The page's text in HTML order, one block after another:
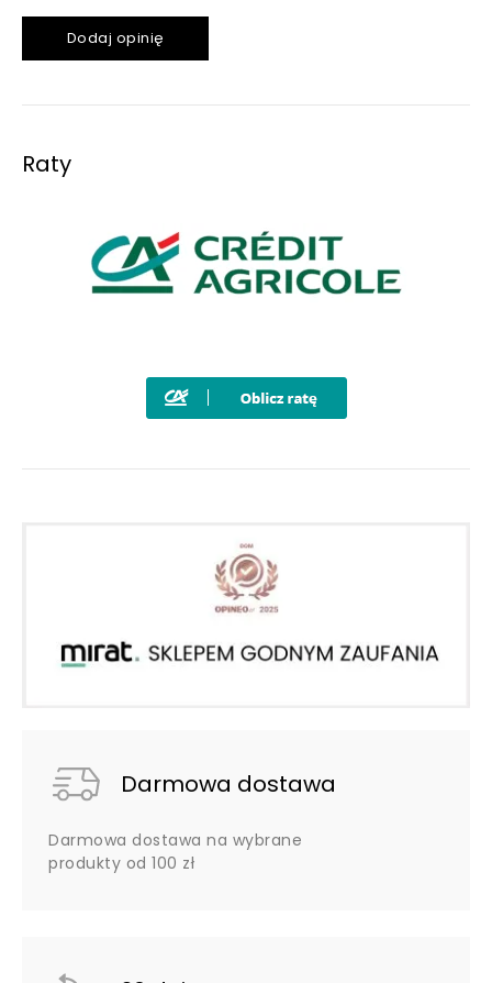
Dodaj opinię
Raty
Darmowa dostawa
Darmowa dostawa na wybrane
produkty od 100 zł